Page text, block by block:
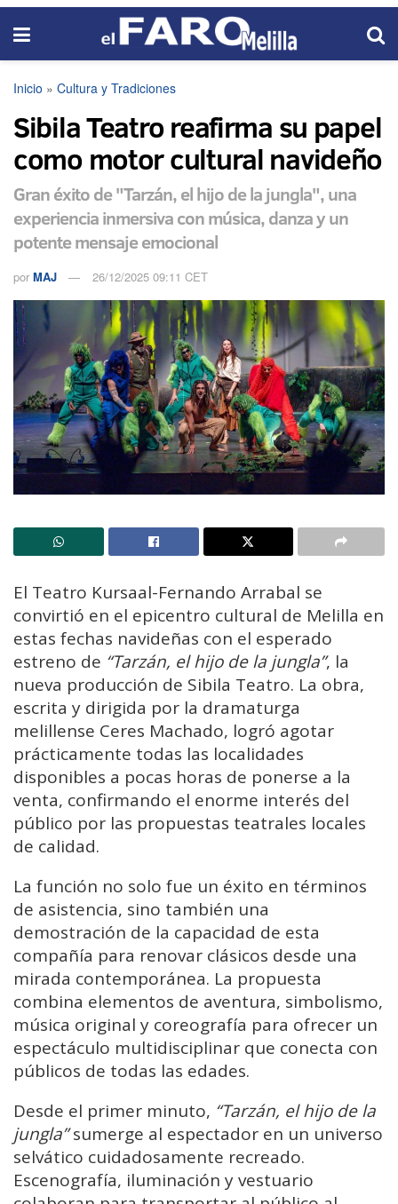
Inicio » Cultura y Tradiciones
Sibila Teatro reafirma su papel
como motor cultural navideño
Gran éxito de "Tarzán, el hijo de la jungla", una
experiencia inmersiva con música, danza y un
potente mensaje emocional
por MAJ 26/12/2025 09:11 CET
El Teatro Kursaal-Fernando Arrabal se
convirtió en el epicentro cultural de Melilla en
estas fechas navideñas con el esperado
estreno de “Tarzán, el hijo de la jungla”, la
nueva producción de Sibila Teatro. La obra,
escrita y dirigida por la dramaturga
melillense Ceres Machado, logró agotar
prácticamente todas las localidades
disponibles a pocas horas de ponerse a la
venta, confirmando el enorme interés del
público por las propuestas teatrales locales
de calidad.
La función no solo fue un éxito en términos
de asistencia, sino también una
demostración de la capacidad de esta
compañía para renovar clásicos desde una
mirada contemporánea. La propuesta
combina elementos de aventura, simbolismo,
música original y coreografía para ofrecer un
espectáculo multidisciplinar que conecta con
públicos de todas las edades.
Desde el primer minuto, “Tarzán, el hijo de la
jungla”sumerge al espectador en un universo
selvático cuidadosamente recreado.
Escenografía, iluminación y vestuario